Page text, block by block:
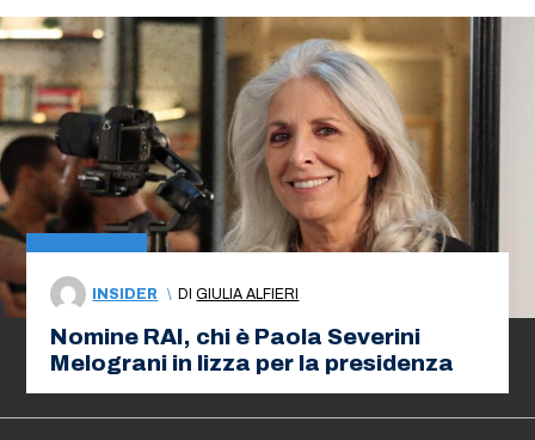
INSIDER \ DIGIULIA ALFIERI
Nomine RAI, chi è Paola Severini
Melograni in lizza per la presidenza